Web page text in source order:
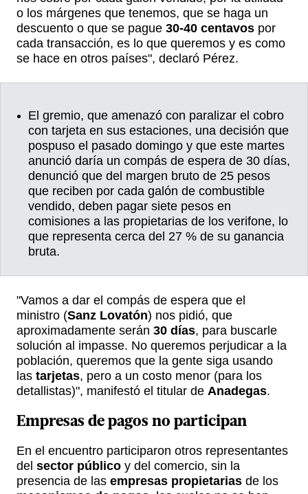
o los márgenes que tenemos, que se haga un
descuento o que se pague 30-40 centavos por
cada transacción, es lo que queremos y es como
se hace en otros países", declaró Pérez.
El gremio, que amenazó con paralizar el cobro
con tarjeta en sus estaciones, una decisión que
pospuso el pasado domingo y que este martes
anunció daría un compás de espera de 30 días,
denunció que del margen bruto de 25 pesos
que reciben por cada galón de combustible
vendido, deben pagar siete pesos en
comisiones a las propietarias de los verifone, lo
que representa cerca del 27 % de su ganancia
bruta.
"Vamos a dar el compás de espera que el
ministro (Sanz Lovatón) nos pidió, que
aproximadamente serán 30 días, para buscarle
solución al impasse. No queremos perjudicar a la
población, queremos que la gente siga usando
las tarjetas, pero a un costo menor (para los
detallistas)", manifestó el titular de Anadegas.
Empresas de pagos no participan
En el encuentro participaron otros representantes
del sector público y del comercio, sin la
presencia de las empresas propietarias de los